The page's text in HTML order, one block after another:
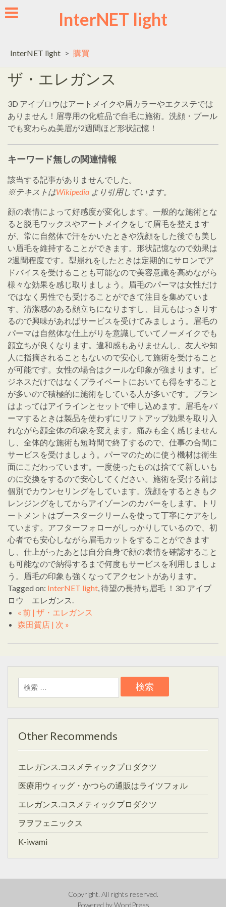
Skip
to
InterNET light
InterNET light > 購買
ザ・エレガンス
3D アイブロウはアートメイクや眉カラーやエクステでは
ありません！眉専用の化粧品で自毛に施術。洗顔・プール
でも変わらぬ美眉が2週間ほど形状記憶！
キーワード無しの関連情報
該当する記事がありませんでした。
※テキストはWikipedia より引用しています。
顔の表情によって好感度が変化します。一般的な施術とな
ると脱毛ワックスやアートメイクをして眉毛を整えます
が、常に自然体で汗をかいたときや洗顔をした後でも美し
い眉毛を維持することができます。形状記憶なので効果は
2週間程度です。型崩れをしたときは定期的にサロンでア
ドバイスを受けることも可能なので美容意識を高めながら
様々な効果を感じ取りましょう。眉毛のパーマは女性だけ
ではなく男性でも受けることができて注目を集めていま
す。清潔感のある顔立ちになりますし、目元もはっきりす
るので興味があればサービスを受けてみましょう。眉毛の
パーマは自然体な仕上がりを意識していてノーメイクでも
顔立ちが良くなります。違和感もありませんし、友人や知
人に指摘されることもないので安心して施術を受けること
が可能です。女性の場合はクールな印象が強まります。ビ
ジネスだけではなくプライベートにおいても得をすること
が多いので積極的に施術をしている人が多いです。プラン
はよってはアイラインとセットで申し込めます。眉毛をパ
ーマするときは製品を使わずにリフトアップ効果を取り入
れながら顔全体の印象を変えます。痛みも全く感じません
し、全体的な施術も短時間で終了するので、仕事の合間に
サービスを受けましょう。パーマのために使う機材は衛生
面にこだわっています。一度使ったものは捨てて新しいも
のに交換をするので安心してください。施術を受ける前は
個別でカウンセリングをしています。洗顔をするときもク
レンジングをしてからアイゾーンのカバーをします。トリ
ートメントはブースタークリームを使って丁寧にケアをし
ています。アフターフォローがしっかりしているので、初
心者でも安心しながら眉毛カットをすることができます
し、仕上がったあとは自分自身で顔の表情を確認すること
も可能なので納得するまで何度もサービスを利用しましょ
う。眉毛の印象も強くなってアクセントがあります。
Tagged on: InterNET light, 待望の長持ち眉毛 ！3D アイブ
ロウ エレガンス.
« 前 | ザ・エレガンス
森田質店 | 次 »
検
索:
Other Recommends
エレガンス.コスメティックプロダクツ
医療用ウィッグ・かつらの通販はライツフォル
エレガンス.コスメティックプロダクツ
ヲヲフェニックス
K-iwami
Copyright. All rights reserved.
Powered by WordPress